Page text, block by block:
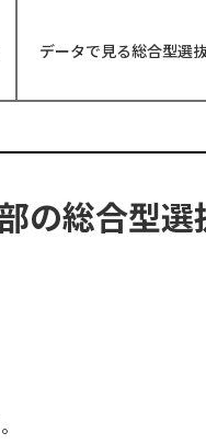
データで見る総合型選
の総合型